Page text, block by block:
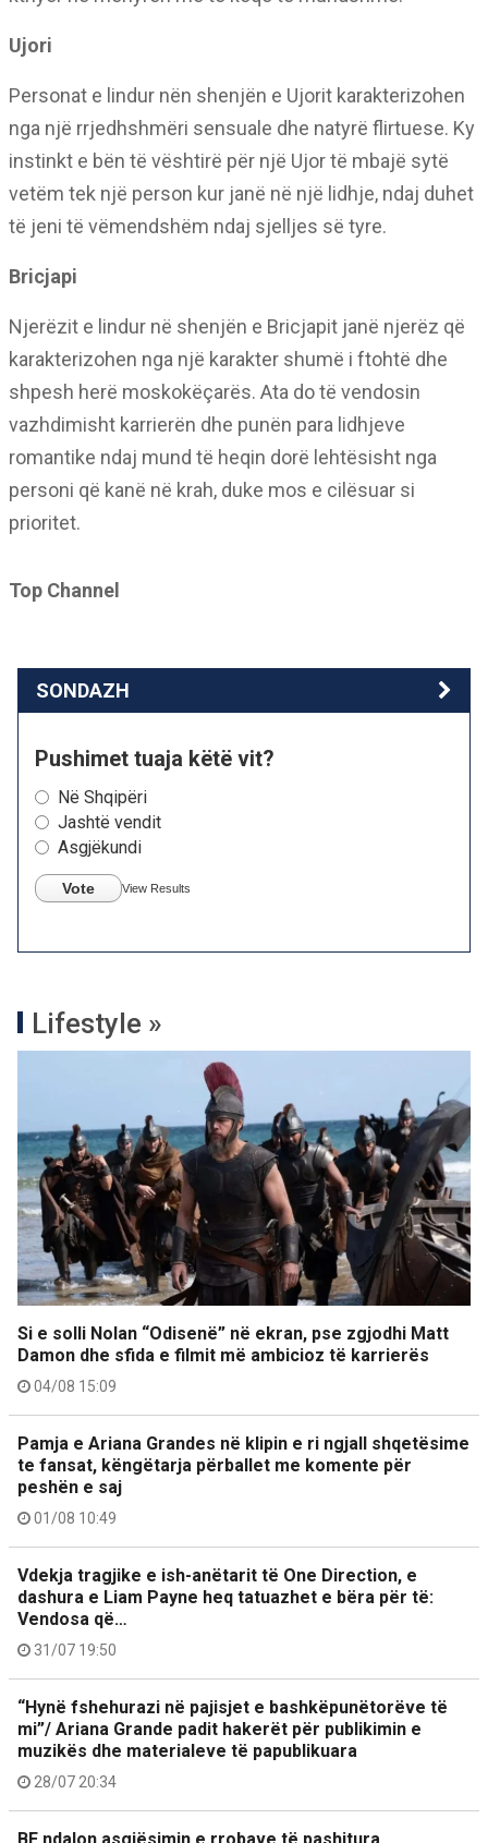
Ujori
Personat e lindur nën shenjën e Ujorit karakterizohen
nga një rrjedhshmëri sensuale dhe natyrë flirtuese. Ky
instinkt e bën të vështirë për një Ujor të mbajë sytë
vetëm tek një person kur janë në një lidhje, ndaj duhet
të jeni të vëmendshëm ndaj sjelljes së tyre.
Bricjapi
Njerëzit e lindur në shenjën e Bricjapit janë njerëz që
karakterizohen nga një karakter shumë i ftohtë dhe
shpesh herë moskokëçarës. Ata do të vendosin
vazhdimisht karrierën dhe punën para lidhjeve
romantike ndaj mund të heqin dorë lehtësisht nga
personi që kanë në krah, duke mos e cilësuar si
prioritet.
Top Channel
SONDAZH
Pushimet tuaja këtë vit?
Në Shqipëri
Jashtë vendit
Asgjëkundi
Vote View Results
Lifestyle »
Si e solli Nolan “Odisenë” në ekran, pse zgjodhi Matt
Damon dhe sfida e filmit më ambicioz të karrierës
04/08 15:09
Pamja e Ariana Grandes në klipin e ri ngjall shqetësime
te fansat, këngëtarja përballet me komente për
peshën e saj
01/08 10:49
Vdekja tragjike e ish-anëtarit të One Direction, e
dashura e Liam Payne heq tatuazhet e bëra për të:
Vendosa që…
31/07 19:50
“Hynë fshehurazi në pajisjet e bashkëpunëtorëve të
mi”/ Ariana Grande padit hakerët për publikimin e
muzikës dhe materialeve të papublikuara
28/07 20:34